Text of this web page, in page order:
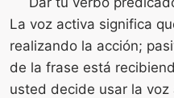
La voz activa significa
realizando la acción;
de la frase está
usted decide usar la